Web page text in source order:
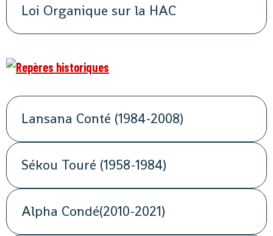
Loi Organique sur la HAC
Lansana Conté (1984-2008)
Sékou Touré (1958-1984)
Alpha Condé(2010-2021)